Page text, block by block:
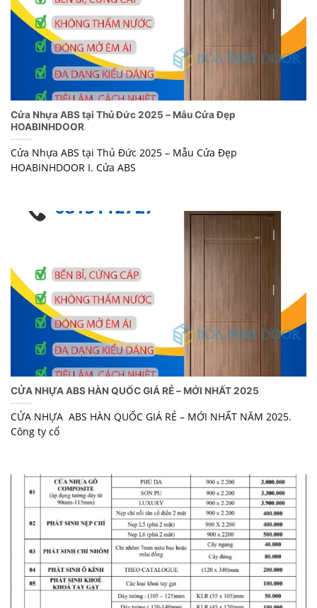
Cửa Nhựa ABS tại Thủ Đức 2025 – Mẫu Cửa Đẹp
HOABINHDOOR
Cửa Nhựa ABS tại Thủ Đức 2025 – Mẫu Cửa Đẹp
HOABINHDOOR I. Cửa ABS
CỬA NHỰA ABS HÀN QUỐC GIÁ RẺ – MỚI NHẤT 2025
CỬA NHỰA ABS HÀN QUỐC GIÁ RẺ – MỚI NHẤT NĂM 2025.
Công ty cổ